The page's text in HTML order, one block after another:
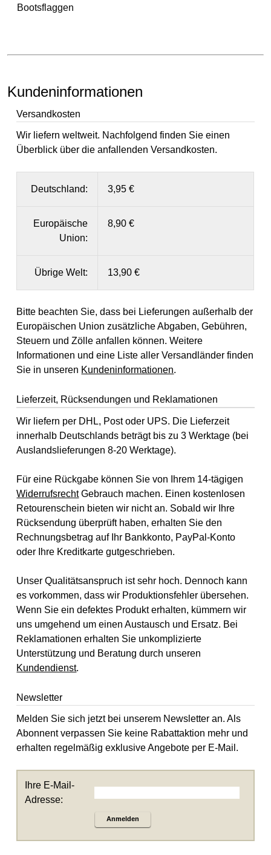
Bootsflaggen
Kundeninformationen
Versandkosten
Wir liefern weltweit. Nachfolgend finden Sie einen
Überblick über die anfallenden Versandkosten.
Deutschland: 3,95 €
Europäische
Union:
8,90 €
Übrige Welt: 13,90 €
Bitte beachten Sie, dass bei Lieferungen außerhalb der
Europäischen Union zusätzliche Abgaben, Gebühren,
Steuern und Zölle anfallen können. Weitere
Informationen und eine Liste aller Versandländer finden
Sie in unseren Kundeninformationen.
Lieferzeit, Rücksendungen und Reklamationen
Wir liefern per DHL, Post oder UPS. Die Lieferzeit
innerhalb Deutschlands beträgt bis zu 3 Werktage (bei
Auslandslieferungen 8-20 Werktage).
Für eine Rückgabe können Sie von Ihrem 14-tägigen
WiderrufsrechtGebrauch machen. Einen kostenlosen
Retourenschein bieten wir nicht an. Sobald wir Ihre
Rücksendung überprüft haben, erhalten Sie den
Rechnungsbetrag auf Ihr Bankkonto, PayPal-Konto
oder Ihre Kreditkarte gutgeschrieben.
Unser Qualitätsanspruch ist sehr hoch. Dennoch kann
es vorkommen, dass wir Produktionsfehler übersehen.
Wenn Sie ein defektes Produkt erhalten, kümmern wir
uns umgehend um einen Austausch und Ersatz. Bei
Reklamationen erhalten Sie unkomplizierte
Unterstützung und Beratung durch unseren
Kundendienst.
Newsletter
Melden Sie sich jetzt bei unserem Newsletter an. Als
Abonnent verpassen Sie keine Rabattaktion mehr und
erhalten regelmäßig exklusive Angebote per E-Mail.
Ihre E-Mail-
Adresse:
Anmelden